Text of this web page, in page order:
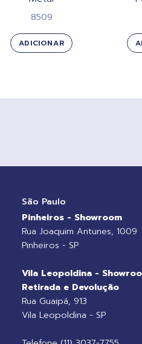
8509
ADICIONAR
São Paulo
Pinheiros - Showroom
Rua Joaquim Antunes, 1009
Pinheiros - SP
Vila Leopoldina -
Retirada e Devolução
Rua Guaipá, 913
Vila Leopoldina - SP